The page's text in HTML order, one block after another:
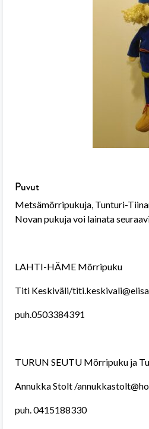
Puvut
Metsämörripukuja, Tunturi-
Novan pukuja voi lainata
LAHTI-HÄME Mörripuku
Titi Keskiväli/
puh.0503384391
TURUN SEUTU Mörripuku ja
Annukka Stolt /
puh. 0415188330